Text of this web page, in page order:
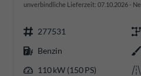
unverbindliche Lieferzeit: 07.10.2026
277531
Benzin
110 kW (150 PS)